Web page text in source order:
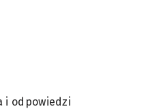
i odpowiedzi